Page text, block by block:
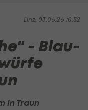
Linz, 03.06.26 10:52
- Blau-
in Traun